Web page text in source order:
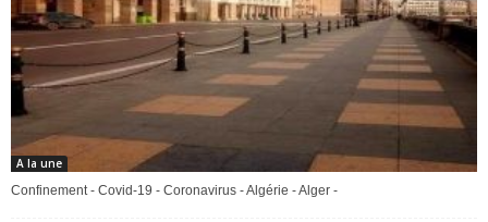
A la une
Confinement - Covid-19 - Coronavirus - Algérie - Alger -